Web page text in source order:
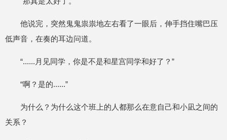
他说完，突然鬼鬼祟祟地左右看了一眼后，伸手挡住嘴巴压
低声音，在奏的耳边问道。
“......月见同学，你是不是和星宫同学和好了？”
“啊？是的......”
为什么？为什么这个班上的人都那么在意自己和小凪之间的
关系？